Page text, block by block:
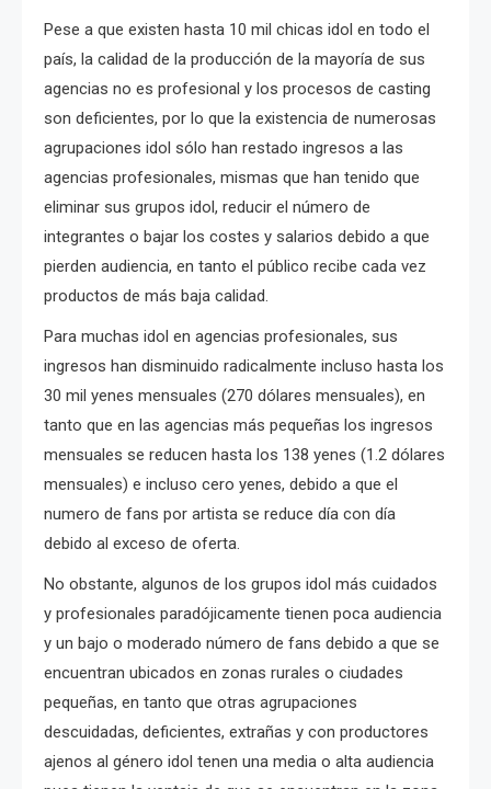
Pese a que existen hasta 10 mil chicas idol en todo el
país, la calidad de la producción de la mayoría de sus
agencias no es profesional y los procesos de casting
son deficientes, por lo que la existencia de numerosas
agrupaciones idol sólo han restado ingresos a las
agencias profesionales, mismas que han tenido que
eliminar sus grupos idol, reducir el número de
integrantes o bajar los costes y salarios debido a que
pierden audiencia, en tanto el público recibe cada vez
productos de más baja calidad.
Para muchas idol en agencias profesionales, sus
ingresos han disminuido radicalmente incluso hasta los
30 mil yenes mensuales (270 dólares mensuales), en
tanto que en las agencias más pequeñas los ingresos
mensuales se reducen hasta los 138 yenes (1.2 dólares
mensuales) e incluso cero yenes, debido a que el
numero de fans por artista se reduce día con día
debido al exceso de oferta.
No obstante, algunos de los grupos idol más cuidados
y profesionales paradójicamente tienen poca audiencia
y un bajo o moderado número de fans debido a que se
encuentran ubicados en zonas rurales o ciudades
pequeñas, en tanto que otras agrupaciones
descuidadas, deficientes, extrañas y con productores
ajenos al género idol tenen una media o alta audiencia